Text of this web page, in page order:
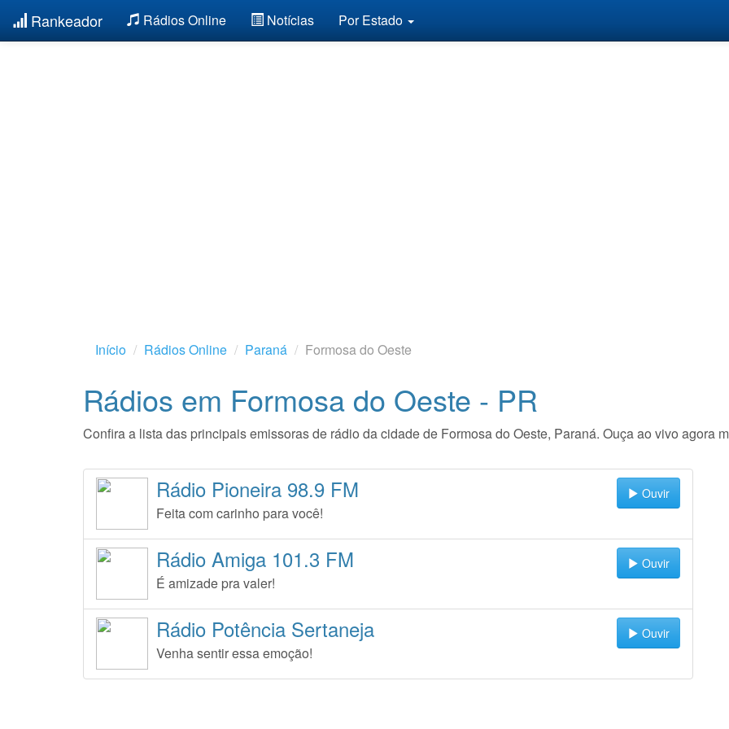
Rankeador Rádios Online Notícias Por Estado
Início Rádios Online Paraná Formosa do Oeste
Rádios em Formosa do Oeste - PR
Confira a lista das principais emissoras de rádio da cidade de Formosa do Oeste, Paraná. Ouça ao vivo agora
Ouvir
Rádio Pioneira 98.9 FM
Feita com carinho para você!
Ouvir
Rádio Amiga 101.3 FM
É amizade pra valer!
Ouvir
Rádio Potência Sertaneja
Venha sentir essa emoção!